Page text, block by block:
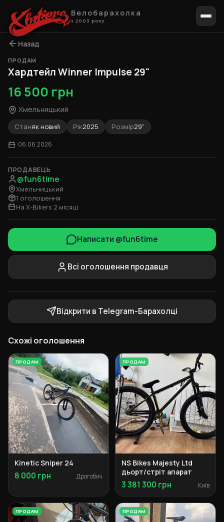
Велобарахолка
з 2003 року
Назад
ПРОДАМ
Хардтейл Winner Impulse 29"
16 500 грн
Хмельницький
Станяк новий Рік2025 Розмір29"
06.06.2026
ПРОДАВЕЦЬ
@fun6time
Хмельницький
1 оголошення
На X-Bikers 2 місяці
Написати @fun6time
Всі оголошення продавця
Відкрити в Telegram-Барахолці
Схожі оголошення
ПРОДАМ
Kinetic Sniper 24
8 000 грн Дрогобич
ПРОДАМ
NS Bikes Majesty Ltd
дьорт/стріт апарат
3 381 300 грн Київ
ПРОДАМ ПРОДАМ